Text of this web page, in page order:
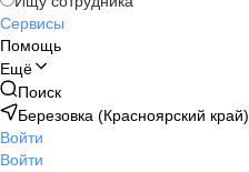
Сервисы
Помощь
Ещё
Поиск
Березовка (Красноярский край)
Войти
Войти